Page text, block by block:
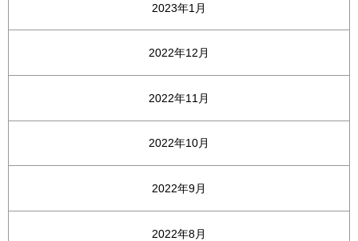
2023年1月
2022年12月
2022年11月
2022年10月
2022年9月
2022年8月